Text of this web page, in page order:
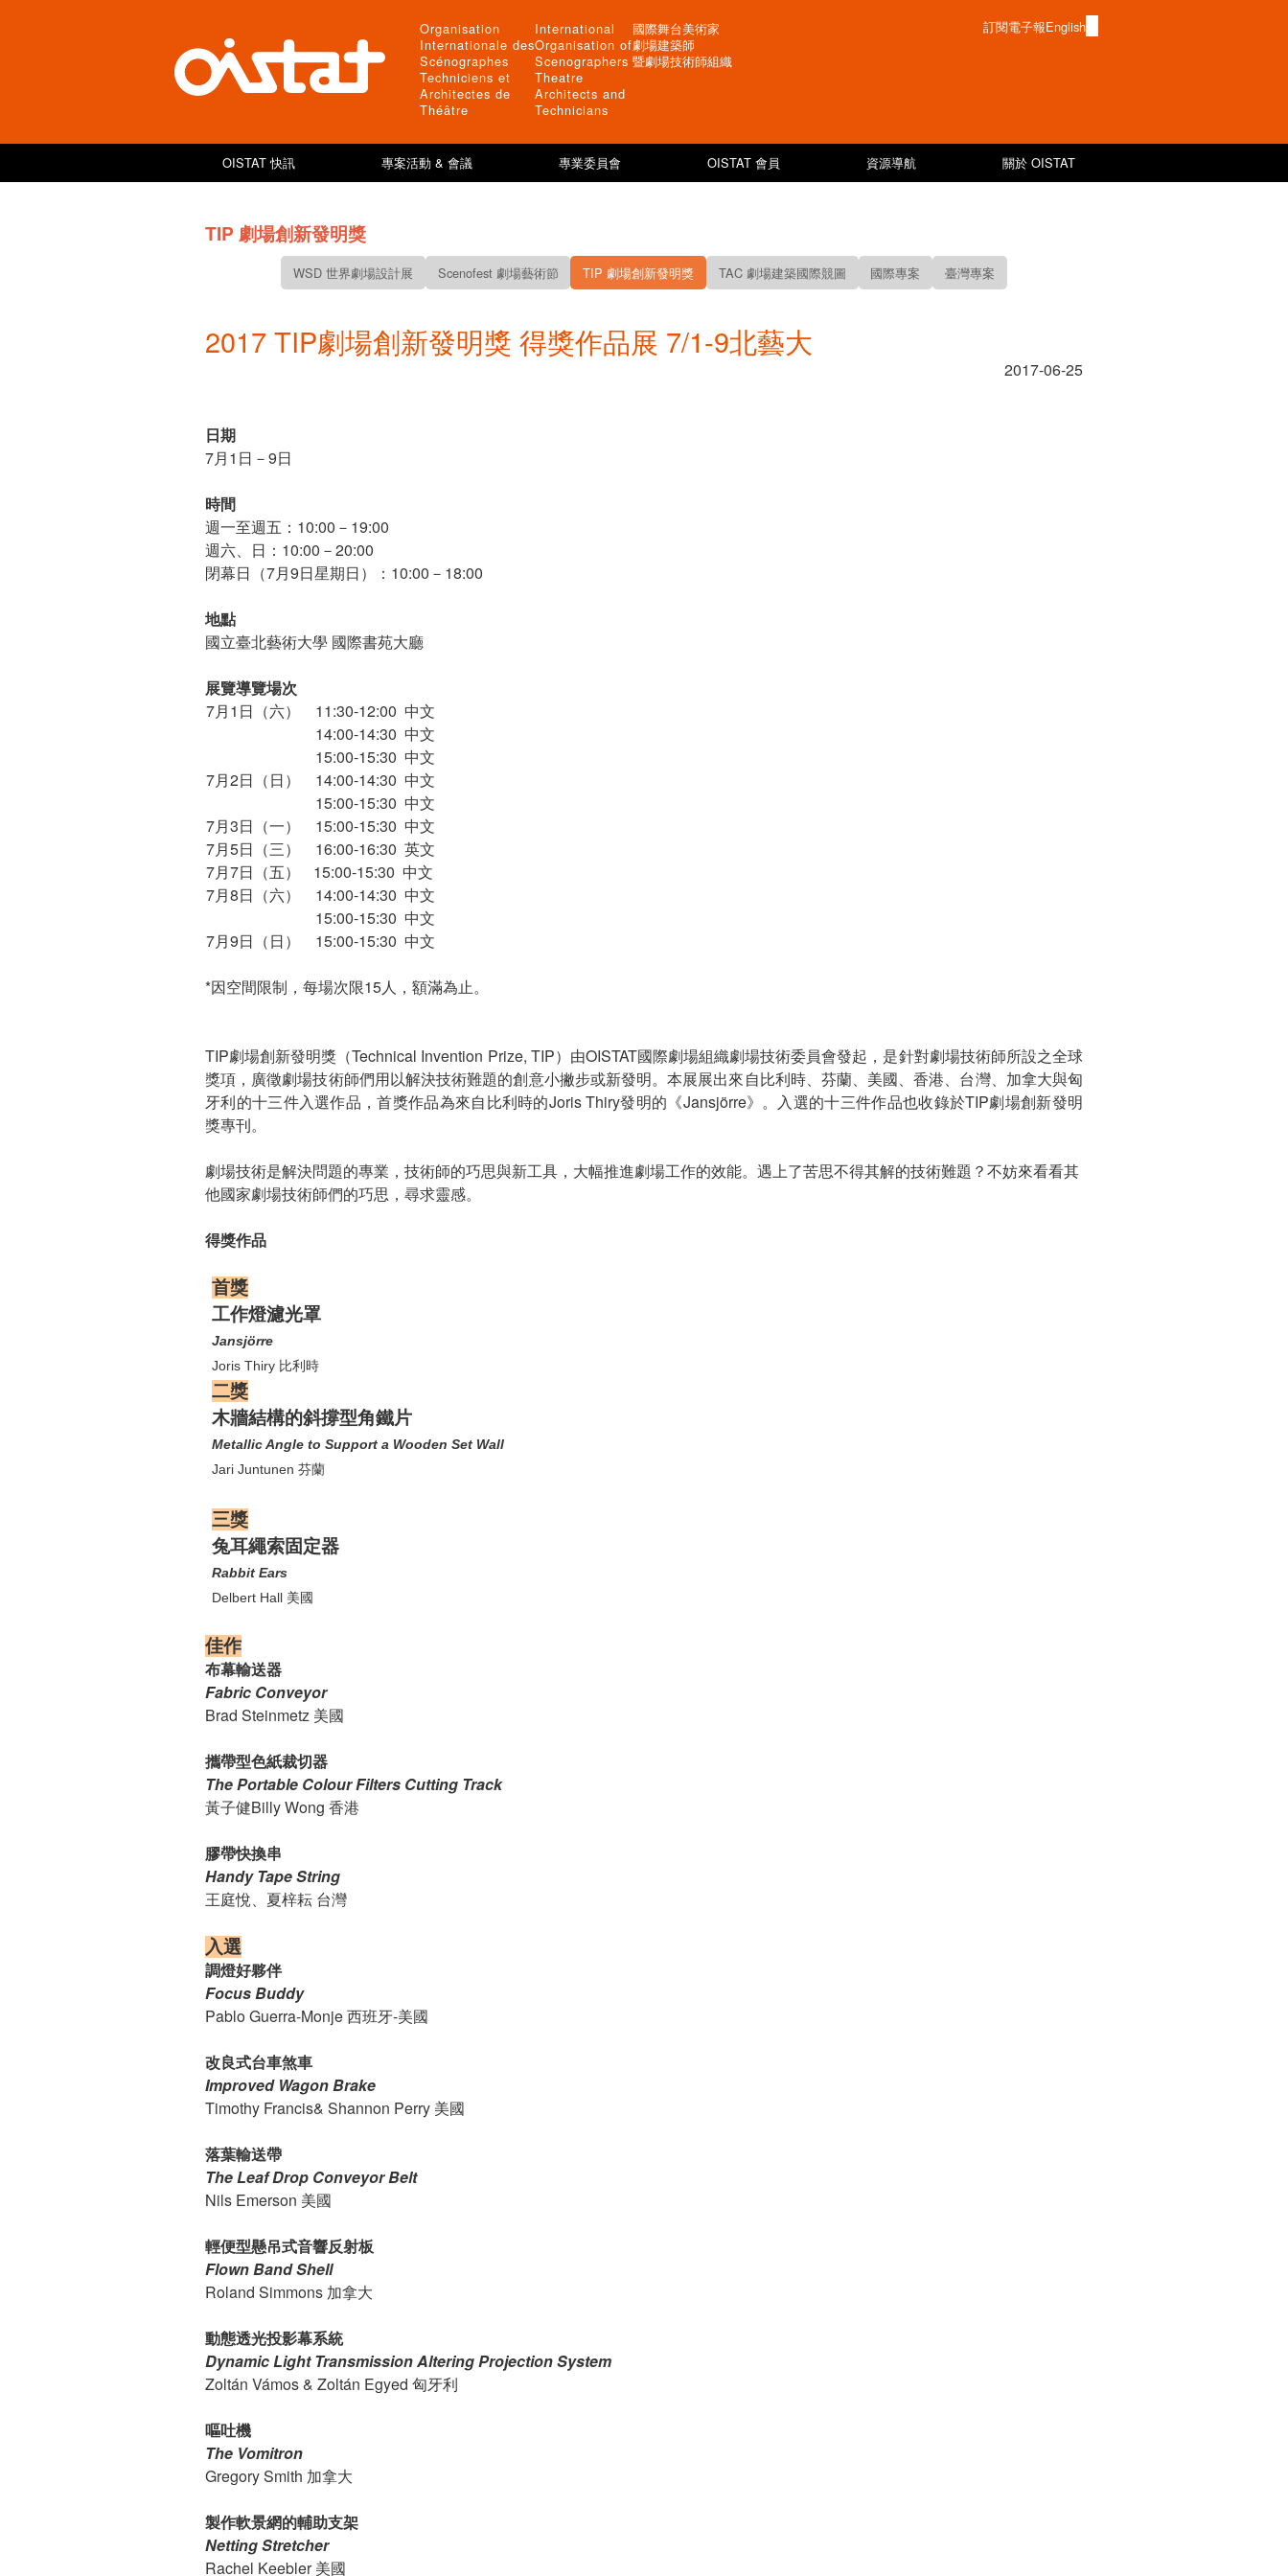
Organisation
Internationale des
Scénographes
Techniciens et
Architectes de
Théâtre
International
Organisation of
Scenographers
Theatre
Architects and
Technicians
國際舞台美術家
劇場建築師
暨劇場技術師組織
訂閱電子報English
OISTAT 快訊 專案活動 & 會議 專業委員會 OISTAT 會員 資源導航 關於 OISTAT
TIP 劇場創新發明獎
WSD 世界劇場設計展 Scenofest 劇場藝術節 TIP 劇場創新發明獎 TAC 劇場建築國際競圖 國際專案 臺灣專案
2017 TIP劇場創新發明獎 得獎作品展 7/1-9北藝大
2017-06-25
日期
7月1日－9日
時間
週一至週五：10:00－19:00
週六、日：10:00－20:00
閉幕日（7月9日星期日）：10:00－18:00
地點
國立臺北藝術大學 國際書苑大廳
展覽導覽場次
7月1日（六）
11:30-12:00 中文
14:00-14:30 中文
15:00-15:30 中文
7月2日（日）
14:00-14:30 中文
15:00-15:30 中文
7月3日（一）
15:00-15:30 中文
7月5日（三）
16:00-16:30 英文
7月7日（五）
15:00-15:30 中文
7月8日（六）
14:00-14:30 中文
15:00-15:30 中文
7月9日（日）
15:00-15:30 中文
*因空間限制，每場次限15人，額滿為止。
TIP劇場創新發明獎（Technical Invention Prize, TIP）由OISTAT國際劇場組織劇場技術委員會發起，是針對劇場技術師所設之全球
獎項，廣徵劇場技術師們用以解決技術難題的創意小撇步或新發明。本展展出來自比利時、芬蘭、美國、香港、台灣、加拿大與匈
牙利的十三件入選作品，首獎作品為來自比利時的Joris Thiry發明的《Jansjörre》。入選的十三件作品也收錄於TIP劇場創新發明
獎專刊。
劇場技術是解決問題的專業，技術師的巧思與新工具，大幅推進劇場工作的效能。遇上了苦思不得其解的技術難題？不妨來看看其
他國家劇場技術師們的巧思，尋求靈感。
得獎作品
首獎
工作燈濾光罩
Jansjörre
Joris Thiry 比利時
二獎
木牆結構的斜撐型角鐵片
Metallic Angle to Support a Wooden Set Wall
Jari Juntunen芬蘭
三獎
兔耳繩索固定器
Rabbit Ears
Delbert Hall 美國
佳作
布幕輸送器
Fabric Conveyor
Brad Steinmetz 美國
攜帶型色紙裁切器
The Portable Colour Filters Cutting Track
黃子健Billy Wong 香港
膠帶快換串
Handy Tape String
王庭悅、夏梓耘 台灣
入選
調燈好夥伴
Focus Buddy
Pablo Guerra-Monje 西班牙-美國
改良式台車煞車
Improved Wagon Brake
Timothy Francis& Shannon Perry 美國
落葉輸送帶
The Leaf Drop Conveyor Belt
Nils Emerson 美國
輕便型懸吊式音響反射板
Flown Band Shell
Roland Simmons 加拿大
動態透光投影幕系統
Dynamic Light Transmission Altering Projection System
Zoltán Vámos & Zoltán Egyed 匈牙利
嘔吐機
The Vomitron
Gregory Smith 加拿大
製作軟景網的輔助支架
Netting Stretcher
Rachel Keebler 美國